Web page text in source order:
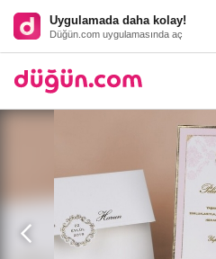
Uygulamada daha kolay!
Düğün.com uygulamasında aç